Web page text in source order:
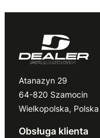
Atanazyn 29
64-820 Szamocin
Wielkopolska, Polska
Obsługa klienta